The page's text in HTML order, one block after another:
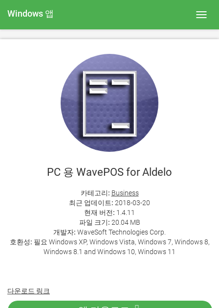
Windows 앱
PC 용 WavePOS for Aldelo
카테고리: Business
최근 업데이트: 2018-03-20
현재 버전: 1.4.11
파일 크기: 20.04 MB
개발자: WaveSoft Technologies Corp.
호환성: 필요 Windows XP, Windows Vista, Windows 7, Windows 8,
Windows 8.1 and Windows 10, Windows 11
다운로드 링크